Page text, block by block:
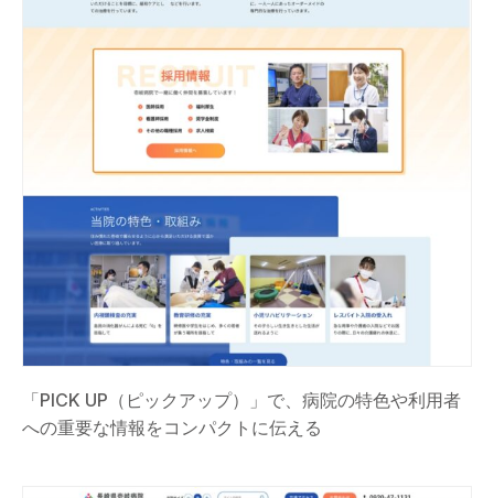
「PICK UP（ピックアップ）」で、病院の特色や利用者
への重要な情報をコンパクトに伝える